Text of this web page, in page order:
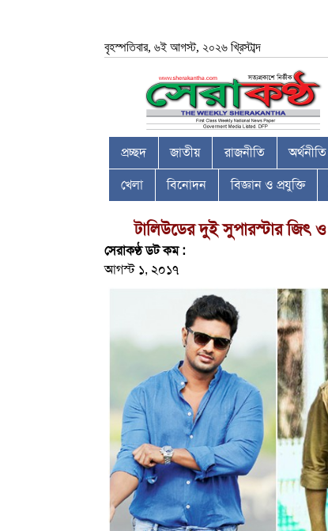
বৃহস্পতিবার, ৬ই আগস্ট, ২০২৬ খ্রিস্টাব্দ
প্রচ্ছদ জাতীয় রাজনীতি অর্থনীতি
খেলা বিনোদন বিজ্ঞান ও প্রযুক্তি
টালিউডের দুই সুপারস্টার জিৎ
সেরাকণ্ঠ ডট কম :
আগস্ট ১, ২০১৭